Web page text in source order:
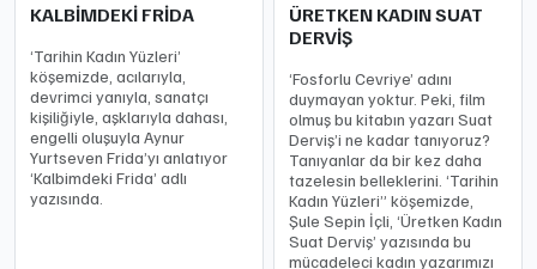
KALBİMDEKİ FRİDA
‘Tarihin Kadın Yüzleri’
köşemizde, acılarıyla,
devrimci yanıyla, sanatçı
kişiliğiyle, aşklarıyla dahası,
engelli oluşuyla Aynur
Yurtseven Frida’yı anlatıyor
‘Kalbimdeki Frida’ adlı
yazısında.
ÜRETKEN KADIN SUAT
DERVİŞ
‘Fosforlu Cevriye’ adını
duymayan yoktur. Peki, film
olmuş bu kitabın yazarı Suat
Derviş’i ne kadar tanıyoruz?
Tanıyanlar da bir kez daha
tazelesin belleklerini. ‘Tarihin
Kadın Yüzleri” köşemizde,
Şule Sepin İçli, ‘Üretken Kadın
Suat Derviş’ yazısında bu
mücadeleci kadın yazarımızı